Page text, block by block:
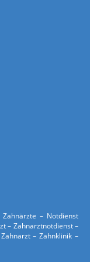
– Notdienst
– Zahnarztnotdienst –
– Zahnklinik –